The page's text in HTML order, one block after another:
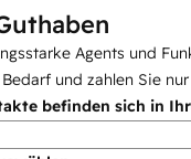
Agents und
und zahlen Sie
befinden sich in